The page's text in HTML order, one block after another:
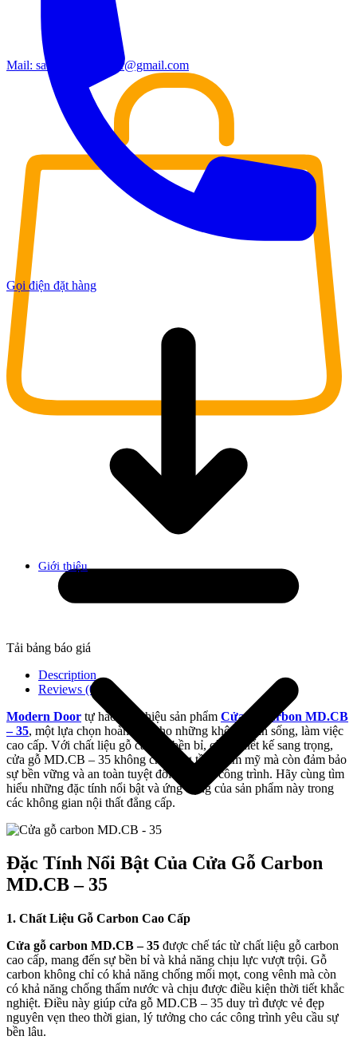
Mail: sales.moderndoor@gmail.com
Giới thiệu
Gọi điện đặt hàng
Tải bảng báo giá
Description
Reviews (0)
Modern Door tự hào giới thiệu sản phẩm Cửa gỗ carbon MD.CB
– 35, một lựa chọn hoàn hảo cho những không gian sống, làm việc
cao cấp. Với chất liệu gỗ carbon bền bỉ, cùng thiết kế sang trọng,
cửa gỗ MD.CB – 35 không chỉ nâng tầm thẩm mỹ mà còn đảm bảo
sự bền vững và an toàn tuyệt đối cho mọi công trình. Hãy cùng tìm
hiểu những đặc tính nổi bật và ứng dụng của sản phẩm này trong
các không gian nội thất đẳng cấp.
Đặc Tính Nổi Bật Của Cửa Gỗ Carbon
MD.CB – 35
1. Chất Liệu Gỗ Carbon Cao Cấp
Cửa gỗ carbon MD.CB – 35 được chế tác từ chất liệu gỗ carbon
cao cấp, mang đến sự bền bỉ và khả năng chịu lực vượt trội. Gỗ
carbon không chỉ có khả năng chống mối mọt, cong vênh mà còn
có khả năng chống thấm nước và chịu được điều kiện thời tiết khắc
nghiệt. Điều này giúp cửa gỗ MD.CB – 35 duy trì được vẻ đẹp
nguyên vẹn theo thời gian, lý tưởng cho các công trình yêu cầu sự
bền lâu.